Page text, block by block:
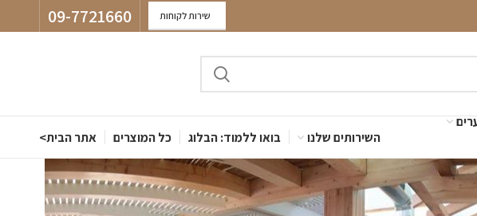
שירות לקוחות 09-7721660
השירותים שלנו בואו ללמוד: הבלוג כל המוצרים אתר הבית>